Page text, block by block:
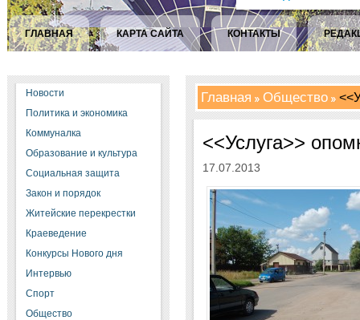
ГЛАВНАЯ КАРТА САЙТА КОНТАКТЫ
Новости
Политика и экономика
Коммуналка
Образование и культура
Социальная защита
Закон и порядок
Житейские перекрестки
Краеведение
Конкурсы Нового дня
Интервью
Спорт
Общество
Главная Общество
<<Услуга>>
17.07.2013